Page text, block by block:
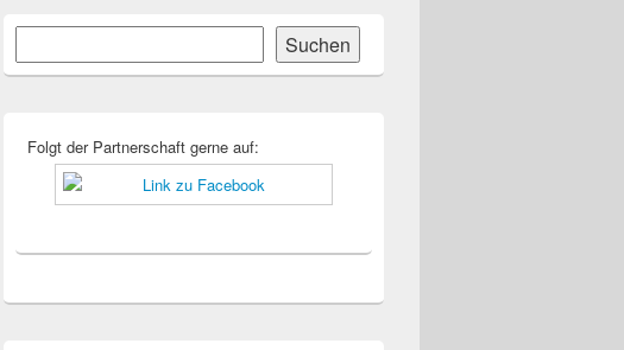
Primärer
Widgetbereich
Suchen
Folgt der Partnerschaft gerne auf: